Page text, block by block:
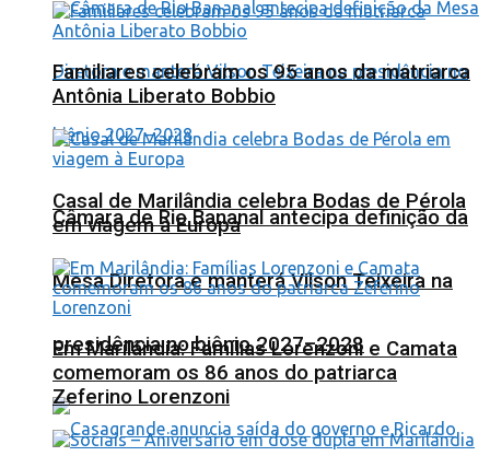
Câmara de Rio Bananal antecipa definição da
Mesa Diretora e manterá Vilson Teixeira na
presidência no biênio 2027–2028
Familiares celebram os 95 anos da matriarca
Antônia Liberato Bobbio
Casal de Marilândia celebra Bodas de Pérola
em viagem à Europa
Em Marilândia: Famílias Lorenzoni e Camata
comemoram os 86 anos do patriarca
Zeferino Lorenzoni